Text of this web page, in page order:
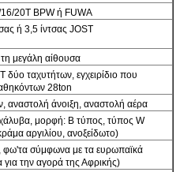
20T BPW ή FUWA
ή 3,5 ίντσας JOST
μεγάλη αίθουσα
ταχυτήτων, εγχειρίδιο που
28ton
αναστολή άνοιξη, αναστολή αέρα
μορφή: Β τύπος, τύπος W
αργιλίου, ανοξείδωτο)
σύμφωνα με τα ευρωπαϊκά
την αγορά της Αφρικής)